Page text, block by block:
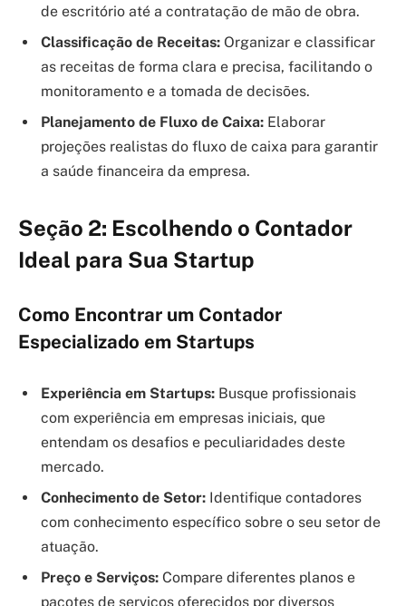
de escritório até a contratação de mão de obra.
Classificação de Receitas: Organizar e classificar
as receitas de forma clara e precisa, facilitando o
monitoramento e a tomada de decisões.
Planejamento de Fluxo de Caixa: Elaborar
projeções realistas do fluxo de caixa para garantir
a saúde financeira da empresa.
Seção 2: Escolhendo o Contador
Ideal para Sua Startup
Como Encontrar um Contador
Especializado em Startups
Experiência em Startups: Busque profissionais
com experiência em empresas iniciais, que
entendam os desafios e peculiaridades deste
mercado.
Conhecimento de Setor: Identifique contadores
com conhecimento específico sobre o seu setor de
atuação.
Preço e Serviços: Compare diferentes planos e
pacotes de serviços oferecidos por diversos